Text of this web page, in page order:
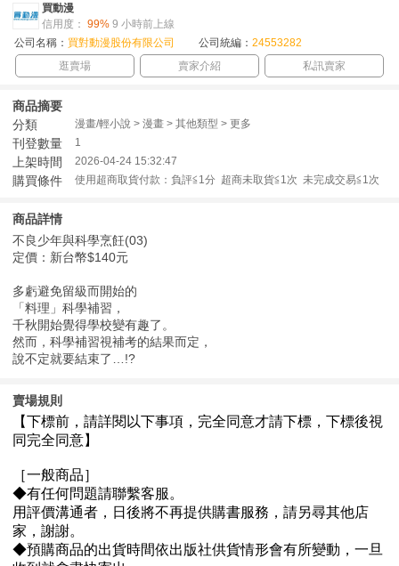
買動漫
信用度： 99% 9 小時前上線
公司名稱： 買對動漫股份有限公司 公司統編： 24553282
逛賣場
賣家介紹 私訊賣家
商品摘要
分類
漫畫/輕小說 > 漫畫 > 其他類型 > 更多
刊登數量 1
上架時間 2026-04-24 15:32:47
購買條件 使用超商取貨付款：負評≦1分 超商未取貨≦1次 未完成交易≦1次
商品詳情
不良少年與科學烹飪(03)
定價：新台幣$140元
多虧避免留級而開始的
「料理」科學補習，
千秋開始覺得學校變有趣了。
然而，科學補習視補考的結果而定，
說不定就要結束了…!?
賣場規則